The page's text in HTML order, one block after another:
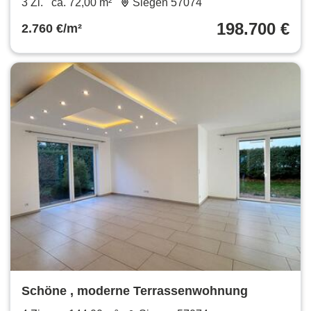
2.760 €/m² 198.700 €
Schöne , moderne Terrassenwohnung